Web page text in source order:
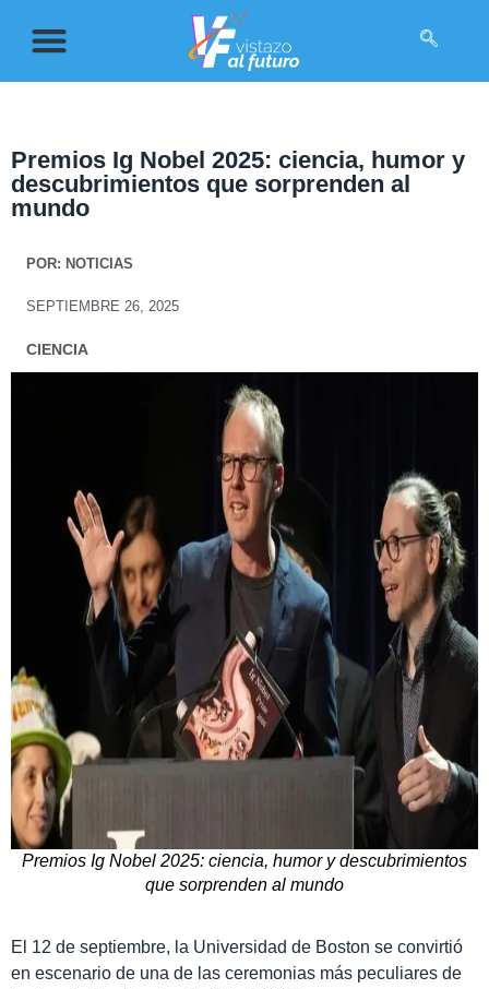
Premios Ig Nobel 2025: ciencia, humor y
descubrimientos que sorprenden al
mundo
POR: NOTICIAS
SEPTIEMBRE 26, 2025
CIENCIA
Premios Ig Nobel 2025: ciencia, humor y descubrimientos
que sorprenden al mundo
El 12 de septiembre, la Universidad de Boston se convirtió
en escenario de una de las ceremonias más peculiares de